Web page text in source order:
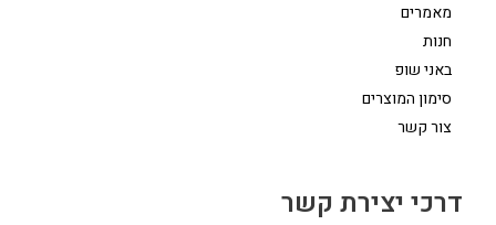
דרכי יצירת קשר
מאמרים
חנות
באני שופ
סימון המוצרים
צור קשר